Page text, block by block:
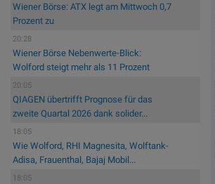
Wiener Börse: ATX legt am Mittwoch 0,7
Prozent zu
20:28
Wiener Börse Nebenwerte-Blick:
Wolford steigt mehr als 11 Prozent
20:05
QIAGEN übertrifft Prognose für das
zweite Quartal 2026 dank solider...
18:05
Wie Wolford, RHI Magnesita, Wolftank-
Adisa, Frauenthal, Bajaj Mobil...
18:05